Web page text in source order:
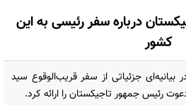
درباره سفر رئیسی به این
کشور
بیانیه‌ای جزئیاتی از سفر قریب‌الوقوع سید
رئیس جمهور تاجیکستان را ارائه کرد.